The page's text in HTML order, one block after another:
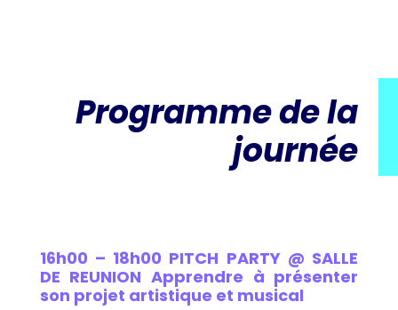
Programme de la
journée
16h00 – 18h00 PITCH PARTY @ SALLE
DE REUNION Apprendre à présenter
son projet artistique et musical